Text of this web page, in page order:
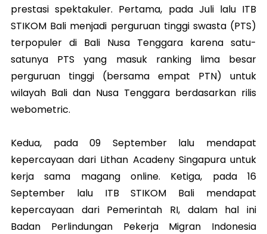
prestasi spektakuler. Pertama, pada Juli lalu ITB
STIKOM Bali menjadi perguruan tinggi swasta (PTS)
terpopuler di Bali Nusa Tenggara karena satu-
satunya PTS yang masuk ranking lima besar
perguruan tinggi (bersama empat PTN) untuk
wilayah Bali dan Nusa Tenggara berdasarkan rilis
webometric.
Kedua, pada 09 September lalu mendapat
kepercayaan dari Lithan Acadeny Singapura untuk
kerja sama magang online. Ketiga, pada 16
September lalu ITB STIKOM Bali mendapat
kepercayaan dari Pemerintah RI, dalam hal ini
Badan Perlindungan Pekerja Migran Indonesia